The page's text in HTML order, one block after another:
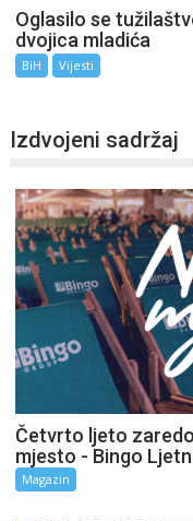
Oglasilo se
dvojica mladića
BiH Vijesti
Izdvojeni sadržaj
Četvrto ljeto
mjesto - Bingo
Magazin